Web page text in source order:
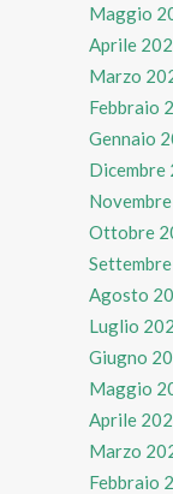
Maggio
Aprile
Marzo
Febbraio
Gennaio
Dicembre
Ottobre
Agosto
Luglio
Giugno
Maggio
Aprile
Marzo
Febbraio